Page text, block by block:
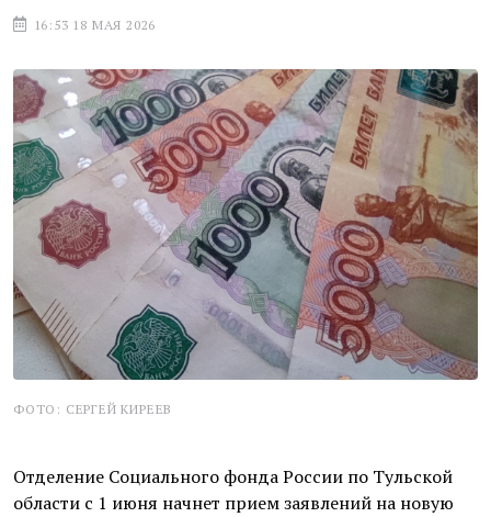
16:53 18 МАЯ 2026
ФОТО: СЕРГЕЙ КИРЕЕВ
Отделение Социального фонда России по Тульской
области с 1 июня начнет прием заявлений на новую